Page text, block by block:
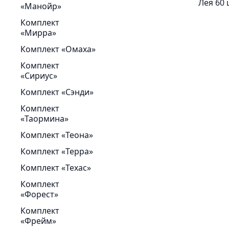
«Манойр»
Комплект
«Мирра»
Комплект «Омаха»
Комплект
«Сириус»
Комплект «Сэнди»
Комплект
«Таормина»
Комплект «Теона»
Комплект «Терра»
Комплект «Техас»
Комплект
«Форест»
Комплект
«Фрейм»
Лея 60